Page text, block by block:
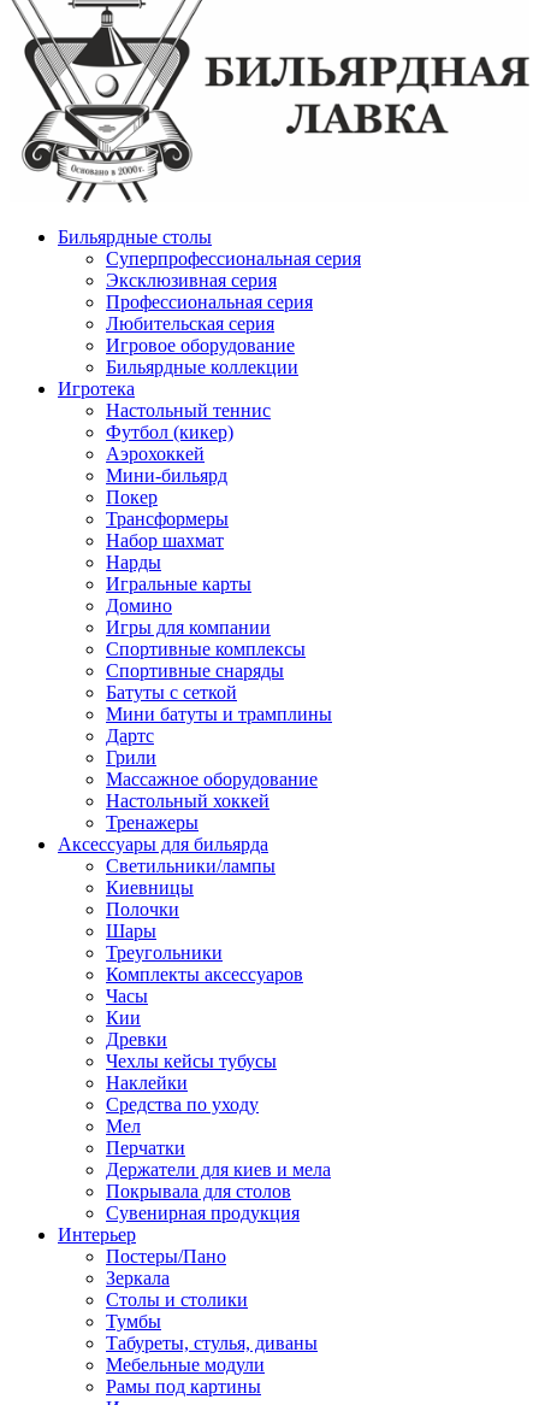
Бильярдные столы
Суперпрофессиональная серия
Эксклюзивная серия
Профессиональная серия
Любительская серия
Игровое оборудование
Бильярдные коллекции
Игротека
Настольный теннис
Футбол (кикер)
Аэрохоккей
Мини-бильярд
Покер
Трансформеры
Набор шахмат
Нарды
Игральные карты
Домино
Игры для компании
Спортивные комплексы
Спортивные снаряды
Батуты с сеткой
Мини батуты и трамплины
Дартс
Грили
Массажное оборудование
Настольный хоккей
Тренажеры
Аксессуары для бильярда
Светильники/лампы
Киевницы
Полочки
Шары
Треугольники
Комплекты аксессуаров
Часы
Кии
Древки
Чехлы кейсы тубусы
Наклейки
Средства по уходу
Мел
Перчатки
Держатели для киев и мела
Покрывала для столов
Сувенирная продукция
Интерьер
Постеры/Пано
Зеркала
Столы и столики
Тумбы
Табуреты, стулья, диваны
Мебельные модули
Рамы под картины